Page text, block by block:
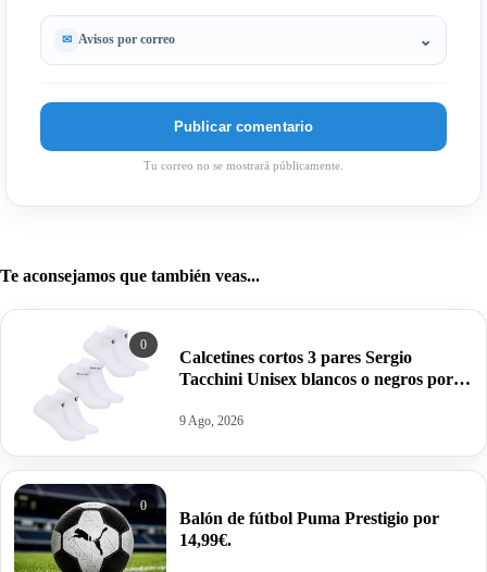
Avisos por correo
Tu correo no se mostrará públicamente.
Te aconsejamos que también veas...
0
Calcetines cortos 3 pares Sergio
Tacchini Unisex blancos o negros por
9 Ago, 2026
0
Balón de fútbol Puma Prestigio por
14,99€.